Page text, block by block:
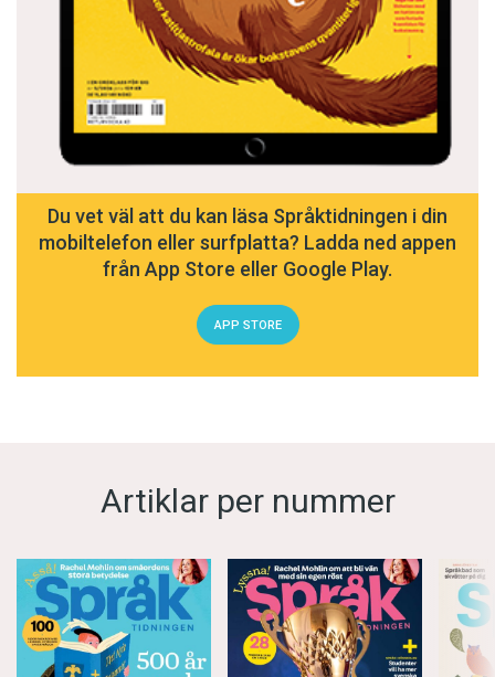
Du vet väl att du kan läsa Språktidningen i din
mobiltelefon eller surfplatta? Ladda ned appen
från App Store eller Google Play.
APP STORE
Artiklar per nummer